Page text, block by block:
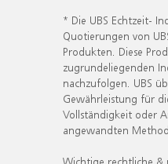
* Die UBS Echtzeit-
Quotierungen von
Produkten. Diese
zugrundeliegenden
nachzufolgen. UBS
Gewährleistung für
Vollständigkeit oder
angewandten